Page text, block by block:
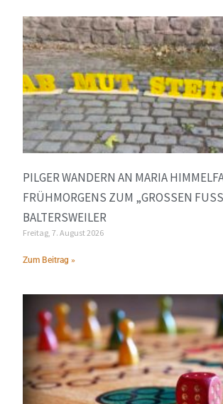
PILGER WANDERN AN MARIA
FRÜHMORGENS ZUM „GROSSEN FUSS“
LTERSWEILER
Freitag, 7. August 2026
Zum Beitrag »